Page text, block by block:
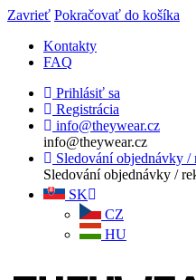
Zavrieť Pokračovať do košíka
Kontakty
FAQ
Prihlásiť sa
Registrácia
info@theywear.cz
info@theywear.cz
Sledování objednávky /
Sledování objednávky /
SK
CZ
HU